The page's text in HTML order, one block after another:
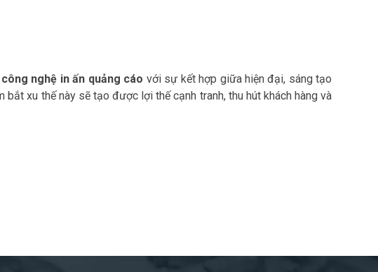
công nghệ in ấn quảng cáo với sự kết hợp giữa hiện đại, sáng tạo
bắt xu thế này sẽ tạo được lợi thế cạnh tranh, thu hút khách hàng và